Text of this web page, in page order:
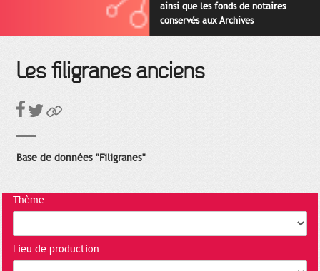
ainsi que les fonds de notaires
conservés aux Archives
départementales pour cette
Les filigranes anciens
Base de données "Filigranes"
Thème
Lieu de production